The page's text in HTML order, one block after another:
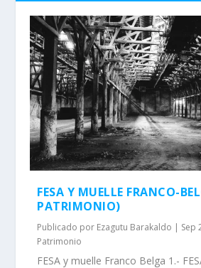
FESA Y MUELLE FRANCO-
PATRIMONIO)
Publicado por Ezagutu Barakaldo | Sep
Patrimonio
FESA y muelle Franco Belga 1.-